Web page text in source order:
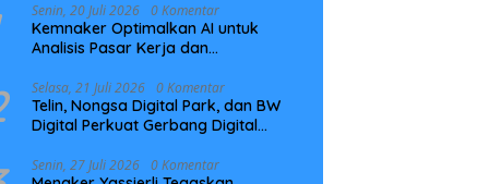
Senin, 20 Juli 2026 0 Komentar
Kemnaker Optimalkan AI untuk
Analisis Pasar Kerja dan
Selasa, 21 Juli 2026 0 Komentar
Telin, Nongsa Digital Park, dan BW
Digital Perkuat Gerbang Digital
NCC
Senin, 27 Juli 2026 0 Komentar